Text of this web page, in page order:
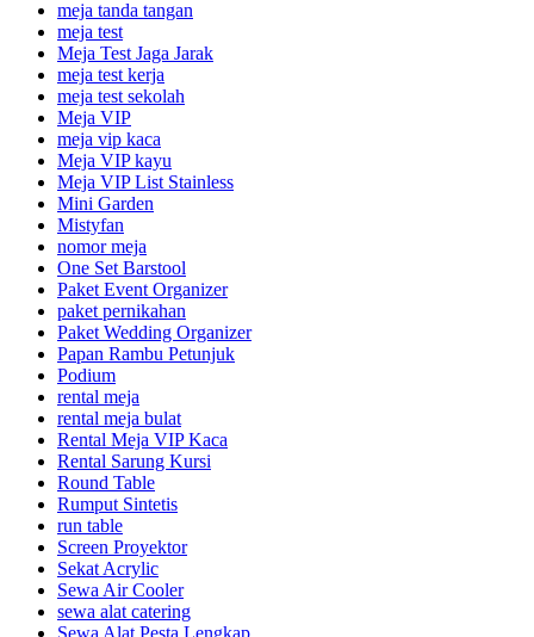
meja tanda tangan
meja test
Meja Test Jaga Jarak
meja test kerja
meja test sekolah
Meja VIP
meja vip kaca
Meja VIP kayu
Meja VIP List Stainless
Mini Garden
Mistyfan
nomor meja
One Set Barstool
Paket Event Organizer
paket pernikahan
Paket Wedding Organizer
Papan Rambu Petunjuk
Podium
rental meja
rental meja bulat
Rental Meja VIP Kaca
Rental Sarung Kursi
Round Table
Rumput Sintetis
run table
Screen Proyektor
Sekat Acrylic
Sewa Air Cooler
sewa alat catering
Sewa Alat Pesta Lengkap